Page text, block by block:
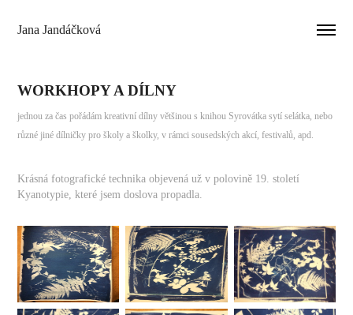
Jana Jandáčková
WORKHOPY A DÍLNY
jednou za čas pořádám kreativní dílny většinou s knihou Syrovátka sytí selátka, nebo
různé jiné dílničky pro školy a školky, v rámci sousedských akcí, festivalů, apd.
Krásná fotografické technika objevená už v polovině 19. století
Kyanotypie, které jsem doslova propadla.